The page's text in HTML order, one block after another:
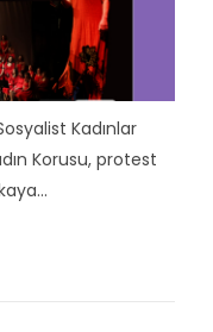
Kadınlar
Korusu, protest